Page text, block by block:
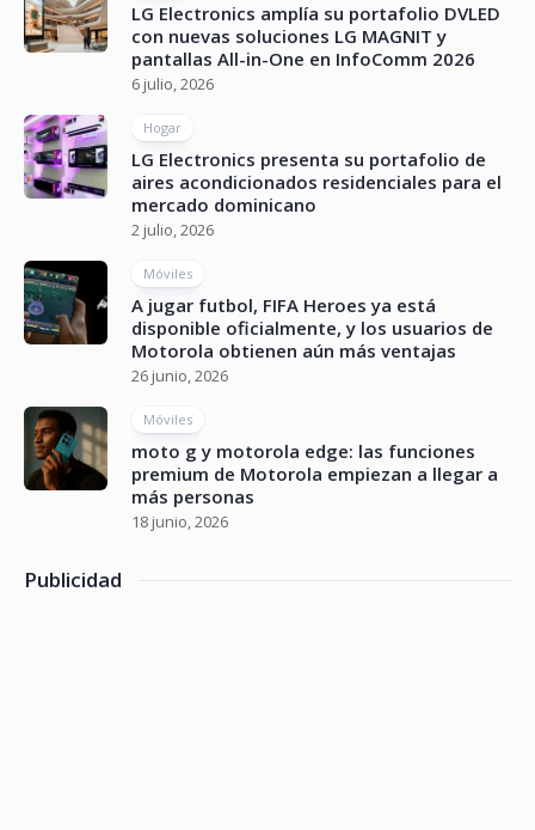
LG Electronics amplía su portafolio DVLED
con nuevas soluciones LG MAGNIT y
pantallas All-in-One en InfoComm 2026
6 julio, 2026
Hogar
LG Electronics presenta su portafolio de
aires acondicionados residenciales para el
mercado dominicano
2 julio, 2026
Móviles
A jugar futbol, FIFA Heroes ya está
disponible oficialmente, y los usuarios de
Motorola obtienen aún más ventajas
26 junio, 2026
Móviles
moto g y motorola edge: las funciones
premium de Motorola empiezan a llegar a
más personas
18 junio, 2026
Publicidad